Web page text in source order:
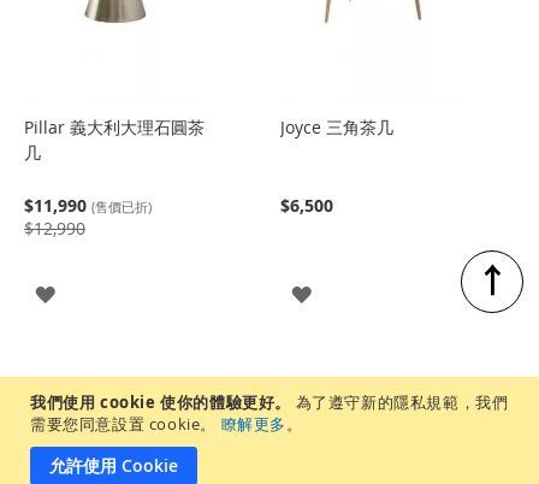
我們使用 cookie 使你的體驗更好。
為了遵守新的隱私規範，我們
需要您同意設置 cookie。
瞭解更多。
允許使用 Cookie
Pillar 義大利大理石圓茶
几
$11,990 (售價已折)
$12,990
登
Joyce 三角茶几
$6,500
登
↑